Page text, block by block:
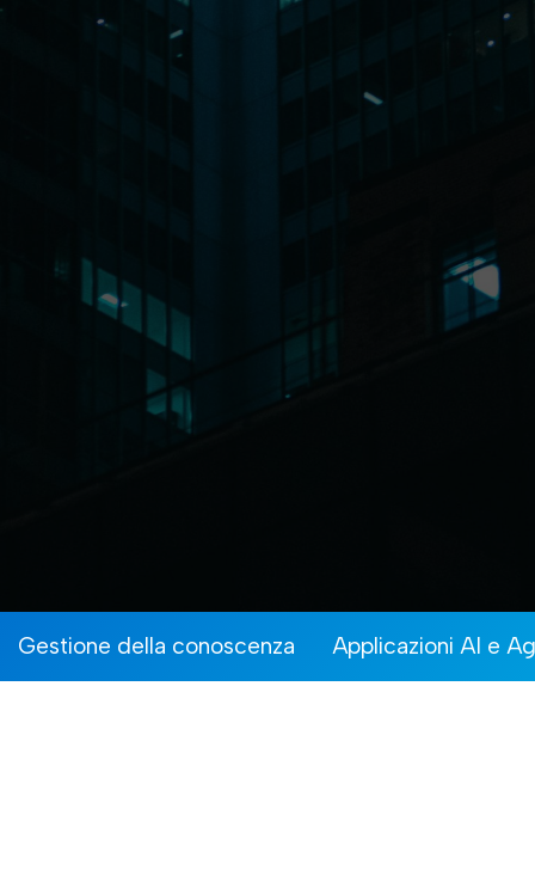
Gestione della conoscenza Applicazioni AI e